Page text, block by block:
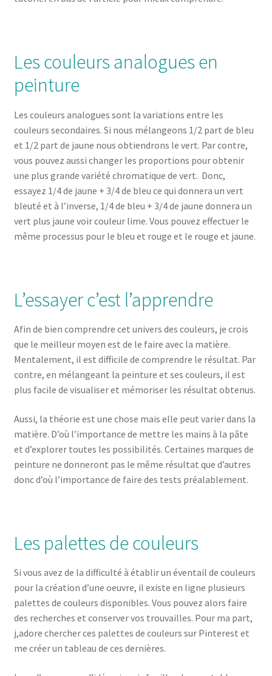
Les couleurs analogues en
peinture
Les couleurs analogues sont la variations entre les
couleurs secondaires. Si nous mélangeons 1/2 part de bleu
et 1/2 part de jaune nous obtiendrons le vert. Par contre,
vous pouvez aussi changer les proportions pour obtenir
une plus grande variété chromatique de vert. Donc,
essayez 1/4 de jaune + 3/4 de bleu ce qui donnera un vert
bleuté et à l’inverse, 1/4 de bleu + 3/4 de jaune donnera un
vert plus jaune voir couleur lime. Vous pouvez effectuer le
même processus pour le bleu et rouge et le rouge et jaune.
L’essayer c’est l’apprendre
Afin de bien comprendre cet univers des couleurs, je crois
que le meilleur moyen est de le faire avec la matière.
Mentalement, il est difficile de comprendre le résultat. Par
contre, en mélangeant la peinture et ses couleurs, il est
plus facile de visualiser et mémoriser les résultat obtenus.
Aussi, la théorie est une chose mais elle peut varier dans la
matière. D’où l’importance de mettre les mains à la pâte
et d’explorer toutes les possibilités. Certaines marques de
peinture ne donneront pas le même résultat que d’autres
donc d’où l’importance de faire des tests préalablement.
Les palettes de couleurs
Si vous avez de la difficulté à établir un éventail de couleurs
pour la création d’une oeuvre, il existe en ligne plusieurs
palettes de couleurs disponibles. Vous pouvez alors faire
des recherches et conserver vos trouvailles. Pour ma part,
j,adore chercher ces palettes de couleurs sur Pinterest et
me créer un tableau de ces dernières.